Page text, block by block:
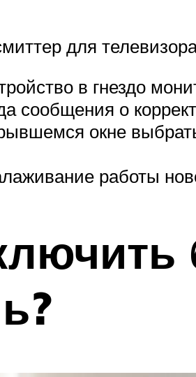
для
в гнездо
сообщения о
окне
работы